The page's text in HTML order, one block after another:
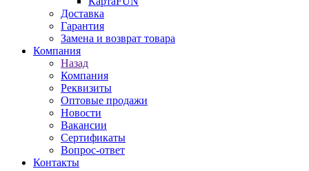
Доставка
Гарантия
Замена и возврат товара
Компания
Назад
Компания
Реквизиты
Оптовые продажи
Новости
Вакансии
Сертификаты
Вопрос-ответ
Контакты